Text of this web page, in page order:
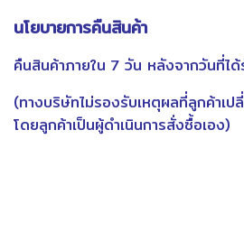
นโยบายการคืนสินค้า
คืนสินค้าภายใน 7 วัน หลังจากวันที่ไ
(ทางบริษัทไม่รองรับเหตุผลที่ลูกค้าเ
โดยลูกค้าเป็นผู้ดำเนินการสั่งซื้อเอง)